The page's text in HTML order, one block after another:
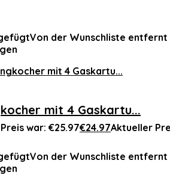
Von der Wunschliste entfernt
mit 4 Gaskartu...
war: €25.97€24.97Aktueller
Von der Wunschliste entfernt